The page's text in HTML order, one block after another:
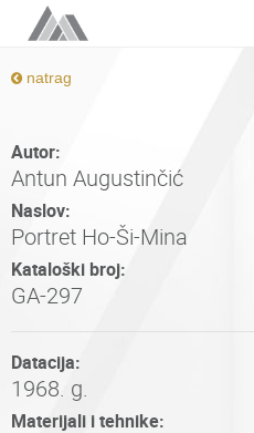
natrag
Autor:
Antun Augustinčić
Naslov:
Portret Ho-Ši-Mina
Kataloški broj:
GA-297
Datacija:
1968. g.
Materijali i tehnike: